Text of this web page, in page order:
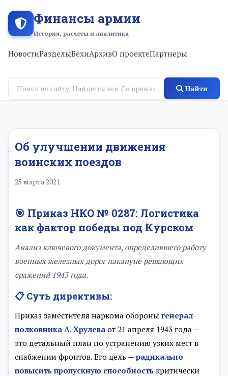
Финансы армии
История, расчеты и аналитика
НовостиРазделыВехиАрхивО проектеПартнеры
Найти
Об улучшении движения
воинских поездов
25 марта 2021
🎯 Приказ НКО № 0287: Логистика
как фактор победы под Курском
Анализ ключевого документа, определившего работу
военных железных дорог накануне решающих
сражений 1943 года.
📋 Суть директивы:
Приказ заместителя наркома обороны генерал-
полковника А. Хрулева от 21 апреля 1943 года —
это детальный план по устранению узких мест в
снабжении фронтов. Его цель —радикально
повысить пропускную способность критически